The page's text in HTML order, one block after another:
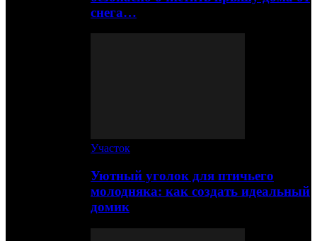
снега…
Участок
Уютный уголок для птичьего
молодняка: как создать идеальный
домик